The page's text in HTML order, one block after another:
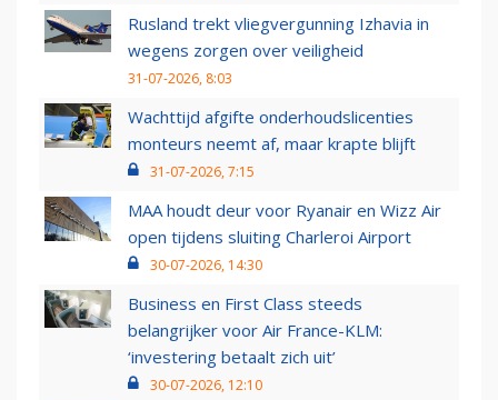
Rusland trekt vliegvergunning Izhavia in
wegens zorgen over veiligheid
31-07-2026, 8:03
Wachttijd afgifte onderhoudslicenties
monteurs neemt af, maar krapte blijft
31-07-2026, 7:15
MAA houdt deur voor Ryanair en Wizz Air
open tijdens sluiting Charleroi Airport
30-07-2026, 14:30
Business en First Class steeds
belangrijker voor Air France-KLM:
‘investering betaalt zich uit’
30-07-2026, 12:10